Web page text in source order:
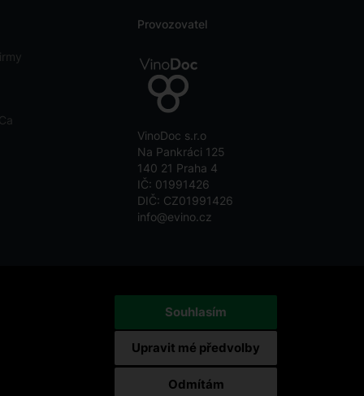
Souhlasím
Odmítám
Upravit mé předvolby
Provozovatel
VinoDoc s.r.o
Na Pankráci 125
140 21 Praha 4
IČ: 01991426
DIČ: CZ01991426
info@evino.cz
Privacy Policyand